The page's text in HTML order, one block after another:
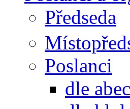
Předseda
Poslanci
dle